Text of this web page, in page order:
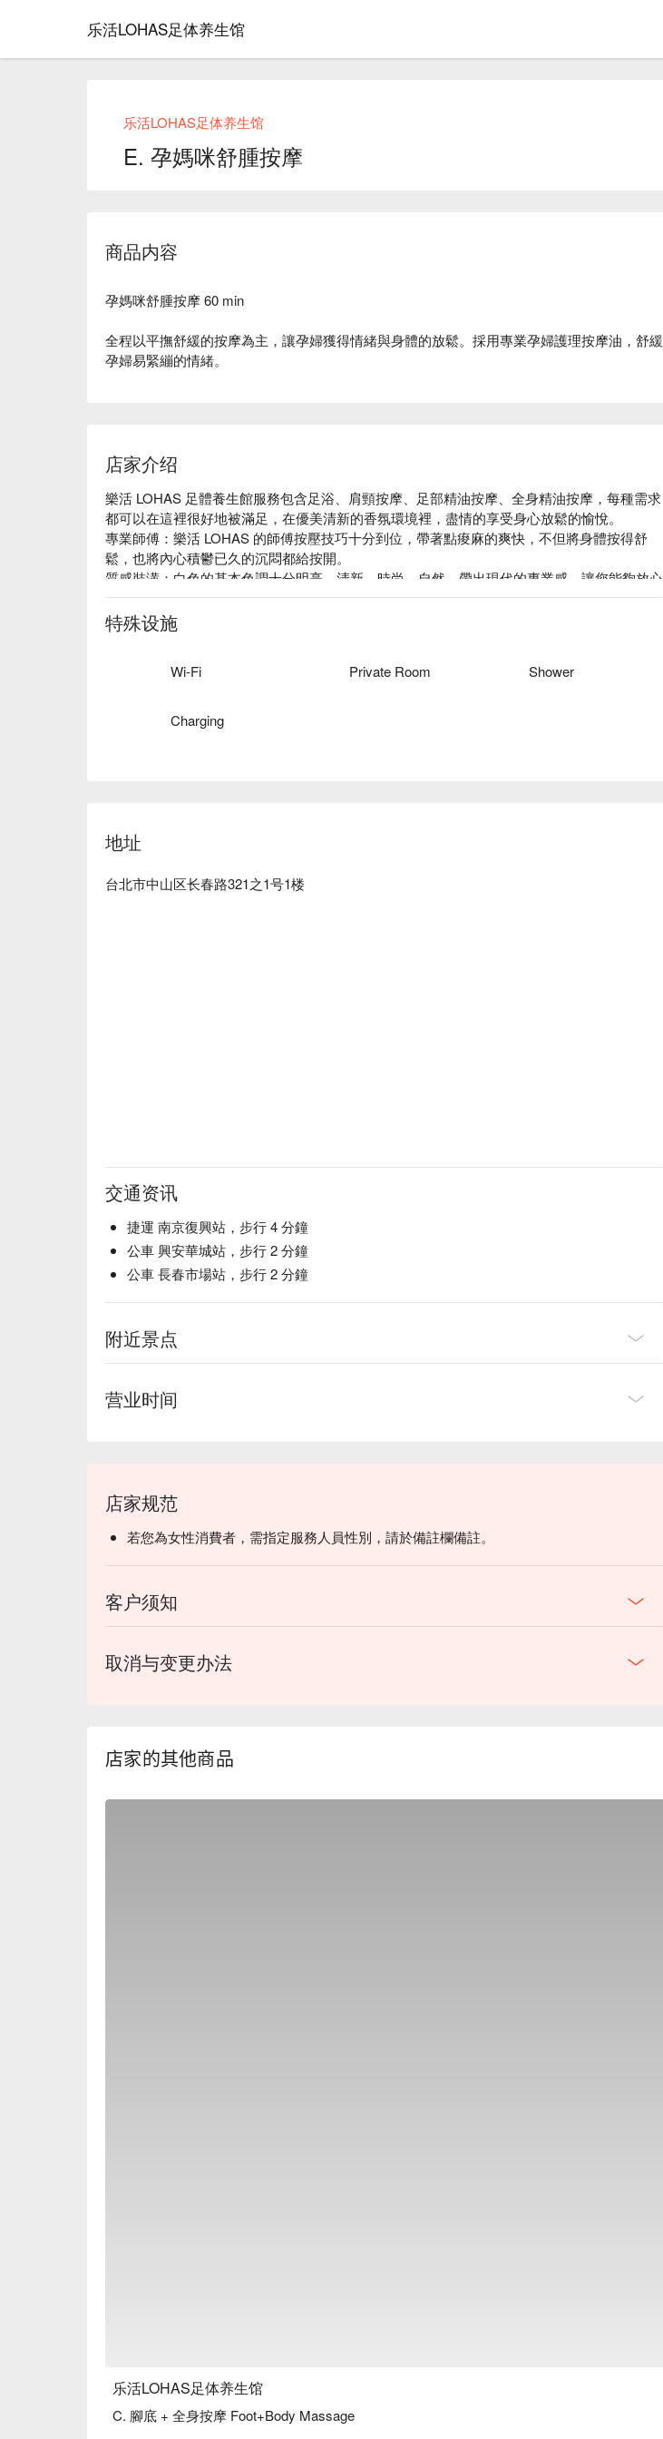
乐活LOHAS足体养生馆
乐活LOHAS足体养生馆
E. 孕媽咪舒腫按摩
商品内容
孕媽咪舒腫按摩 60 min
全程以平撫舒緩的按摩為主，讓孕婦獲得情緒與身體的放鬆。採用專業孕婦護理按摩油，舒緩
孕婦易緊繃的情緒。
店家介绍
樂活 LOHAS 足體養生館服務包含足浴、肩頸按摩、足部精油按摩、全身精油按摩，每種需求
都可以在這裡很好地被滿足，在優美清新的香氛環境裡，盡情的享受身心放鬆的愉悅。
專業師傅：樂活 LOHAS 的師傅按壓技巧十分到位，帶著點痠麻的爽快，不但將身體按得舒
鬆，也將內心積鬱已久的沉悶都給按開。
質感裝潢：白色的基本色調十分明亮，清新、時尚、自然，帶出現代的專業感，讓您能夠放心
將身體的疲勞交給師傅處理。
絕佳位置：鄰近捷運南京復興站 8 號出口，對於上班族來說非常便利，下了班就能立刻緩解壓
力，樂活養生，身心舒暢。
特殊设施
Wi-Fi Private Room Shower
Charging
地址
台北市中山区长春路321之1号1楼
交通资讯
捷運 南京復興站，步行 4 分鐘
公車 興安華城站，步行 2 分鐘
公車 長春市場站，步行 2 分鐘
附近景点
营业时间
店家规范
若您為女性消費者，需指定服務人員性別，請於備註欄備註。
客户须知
取消与变更办法
店家的其他商品
乐活LOHAS足体养生馆
C. 腳底 + 全身按摩 Foot+Body Massage